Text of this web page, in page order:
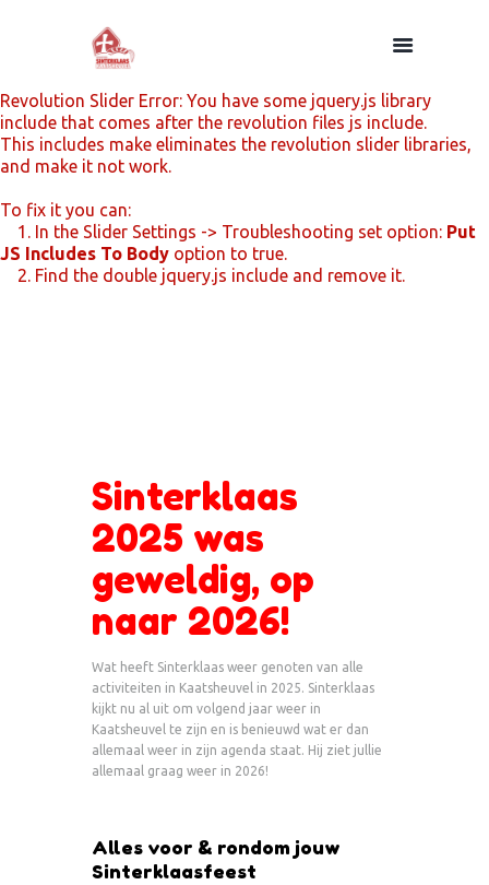
Revolution Slider Error: You have some jquery.js library
include that comes after the revolution files js include.
This includes make eliminates the revolution slider libraries,
and make it not work.
To fix it you can:
1. In the Slider Settings -> Troubleshooting set option: Put
JS Includes To Body option to true.
2. Find the double jquery.js include and remove it.
Sinterklaas
2025 was
geweldig, op
naar 2026!
Wat heeft Sinterklaas weer genoten van alle
activiteiten in Kaatsheuvel in 2025. Sinterklaas
kijkt nu al uit om volgend jaar weer in
Kaatsheuvel te zijn en is benieuwd wat er dan
allemaal weer in zijn agenda staat. Hij ziet jullie
allemaal graag weer in 2026!
Alles voor & rondom jouw
Sinterklaasfeest